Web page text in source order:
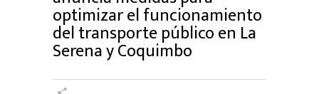
optimizar el funcionamiento
del transporte público en La
Serena y Coquimbo